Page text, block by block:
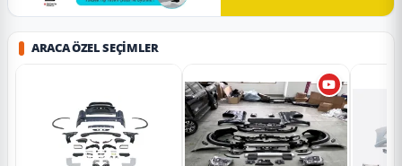
ARACA ÖZEL SEÇIMLER